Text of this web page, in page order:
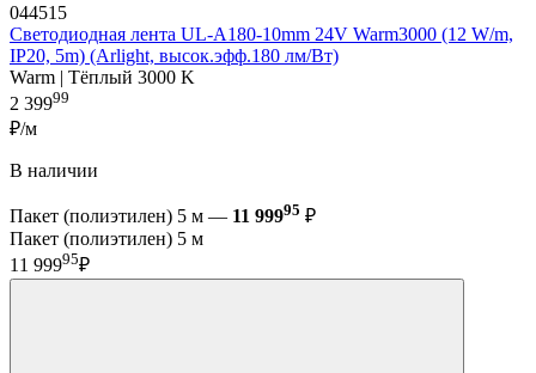
044515
Светодиодная лента UL-A180-10mm 24V Warm3000 (12 W/m,
IP20, 5m) (Arlight, высок.эфф.180 лм/Вт)
Warm | Тёплый 3000 K
2 39999
₽/м
В наличии
Пакет (полиэтилен) 5 м — 11 99995 ₽
Пакет (полиэтилен) 5 м
11 99995₽